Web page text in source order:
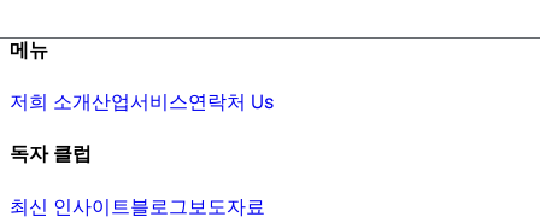
메뉴
저희 소개산업서비스연락처 Us
독자 클럽
최신 인사이트블로그보도자료